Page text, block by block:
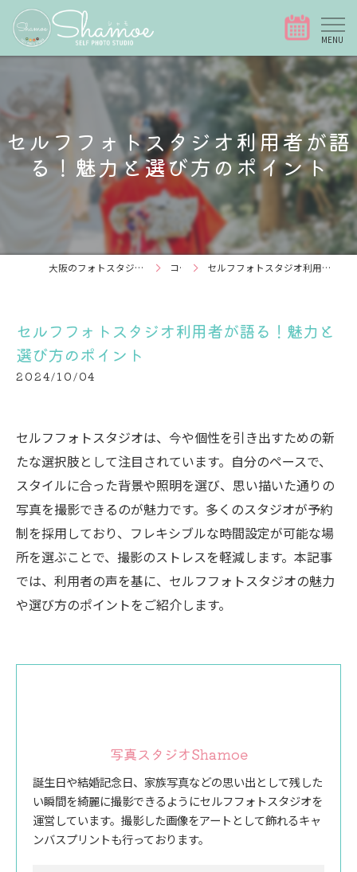
セルフフォトスタジオ利用者が語
る！魅力と選び方のポイント
大阪のフォトスタジオなら写真スタジオShamoe コラム セルフフォトスタジオ利用者が語る！魅力と選び方のポイント
セルフフォトスタジオ利用者が語る！魅力と
選び方のポイント
2024/10/04
セルフフォトスタジオは、今や個性を引き出すための新
たな選択肢として注目されています。自分のペースで、
スタイルに合った背景や照明を選び、思い描いた通りの
写真を撮影できるのが魅力です。多くのスタジオが予約
制を採用しており、フレキシブルな時間設定が可能な場
所を選ぶことで、撮影のストレスを軽減します。本記事
では、利用者の声を基に、セルフフォトスタジオの魅力
や選び方のポイントをご紹介します。
写真スタジオShamoe
誕生日や結婚記念日、家族写真などの思い出として残した
い瞬間を綺麗に撮影できるようにセルフフォトスタジオを
運営しています。撮影した画像をアートとして飾れるキャ
ンバスプリントも行っております。